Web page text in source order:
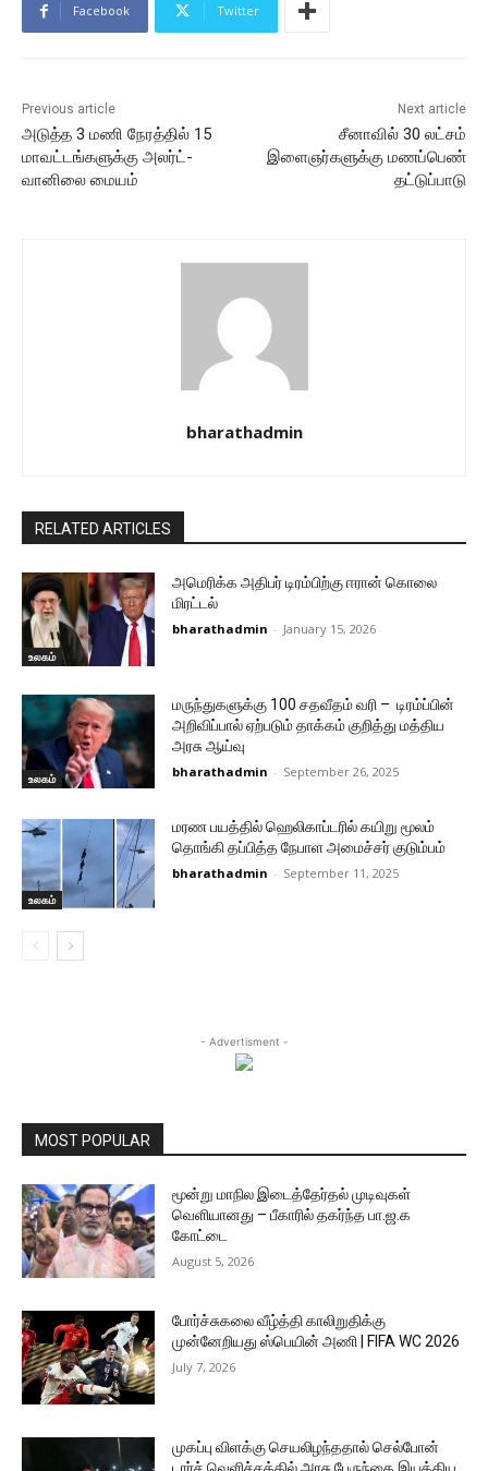
Facebook Twitter
Previous article
அடுத்த 3 மணி நேரத்தில் 15
மாவட்டங்களுக்கு அலர்ட்-
வானிலை மையம்
Next article
சீனாவில் 30 லட்சம்
இளைஞர்களுக்கு மணப்பெண்
தட்டுப்பாடு
bharathadmin
RELATED ARTICLES
உலகம்
அமெரிக்க அதிபர் டிரம்பிற்கு ஈரான் கொலை
மிரட்டல்
bharathadmin - January 15, 2026
உலகம்
மருந்துகளுக்கு 100 சதவீதம் வரி – டிரம்ப்பின்
அறிவிப்பால் ஏற்படும் தாக்கம் குறித்து மத்திய
அரசு ஆய்வு
bharathadmin - September 26, 2025
உலகம்
மரண பயத்தில் ஹெலிகாப்டரில் கயிறு மூலம்
தொங்கி தப்பித்த நேபாள அமைச்சர் குடும்பம்
bharathadmin - September 11, 2025
- Advertisment -
MOST POPULAR
மூன்று மாநில இடைத்தேர்தல் முடிவுகள்
வெளியானது – பீகாரில் தகர்ந்த பா.ஜ.க
கோட்டை
August 5, 2026
போர்ச்சுகலை வீழ்த்தி காலிறுதிக்கு
முன்னேறியது ஸ்பெயின் அணி | FIFA WC 2026
July 7, 2026
முகப்பு விளக்கு செயலிழந்ததால் செல்போன்
டார்ச் வெளிச்சத்தில் அரசு பேருந்தை இயக்கிய